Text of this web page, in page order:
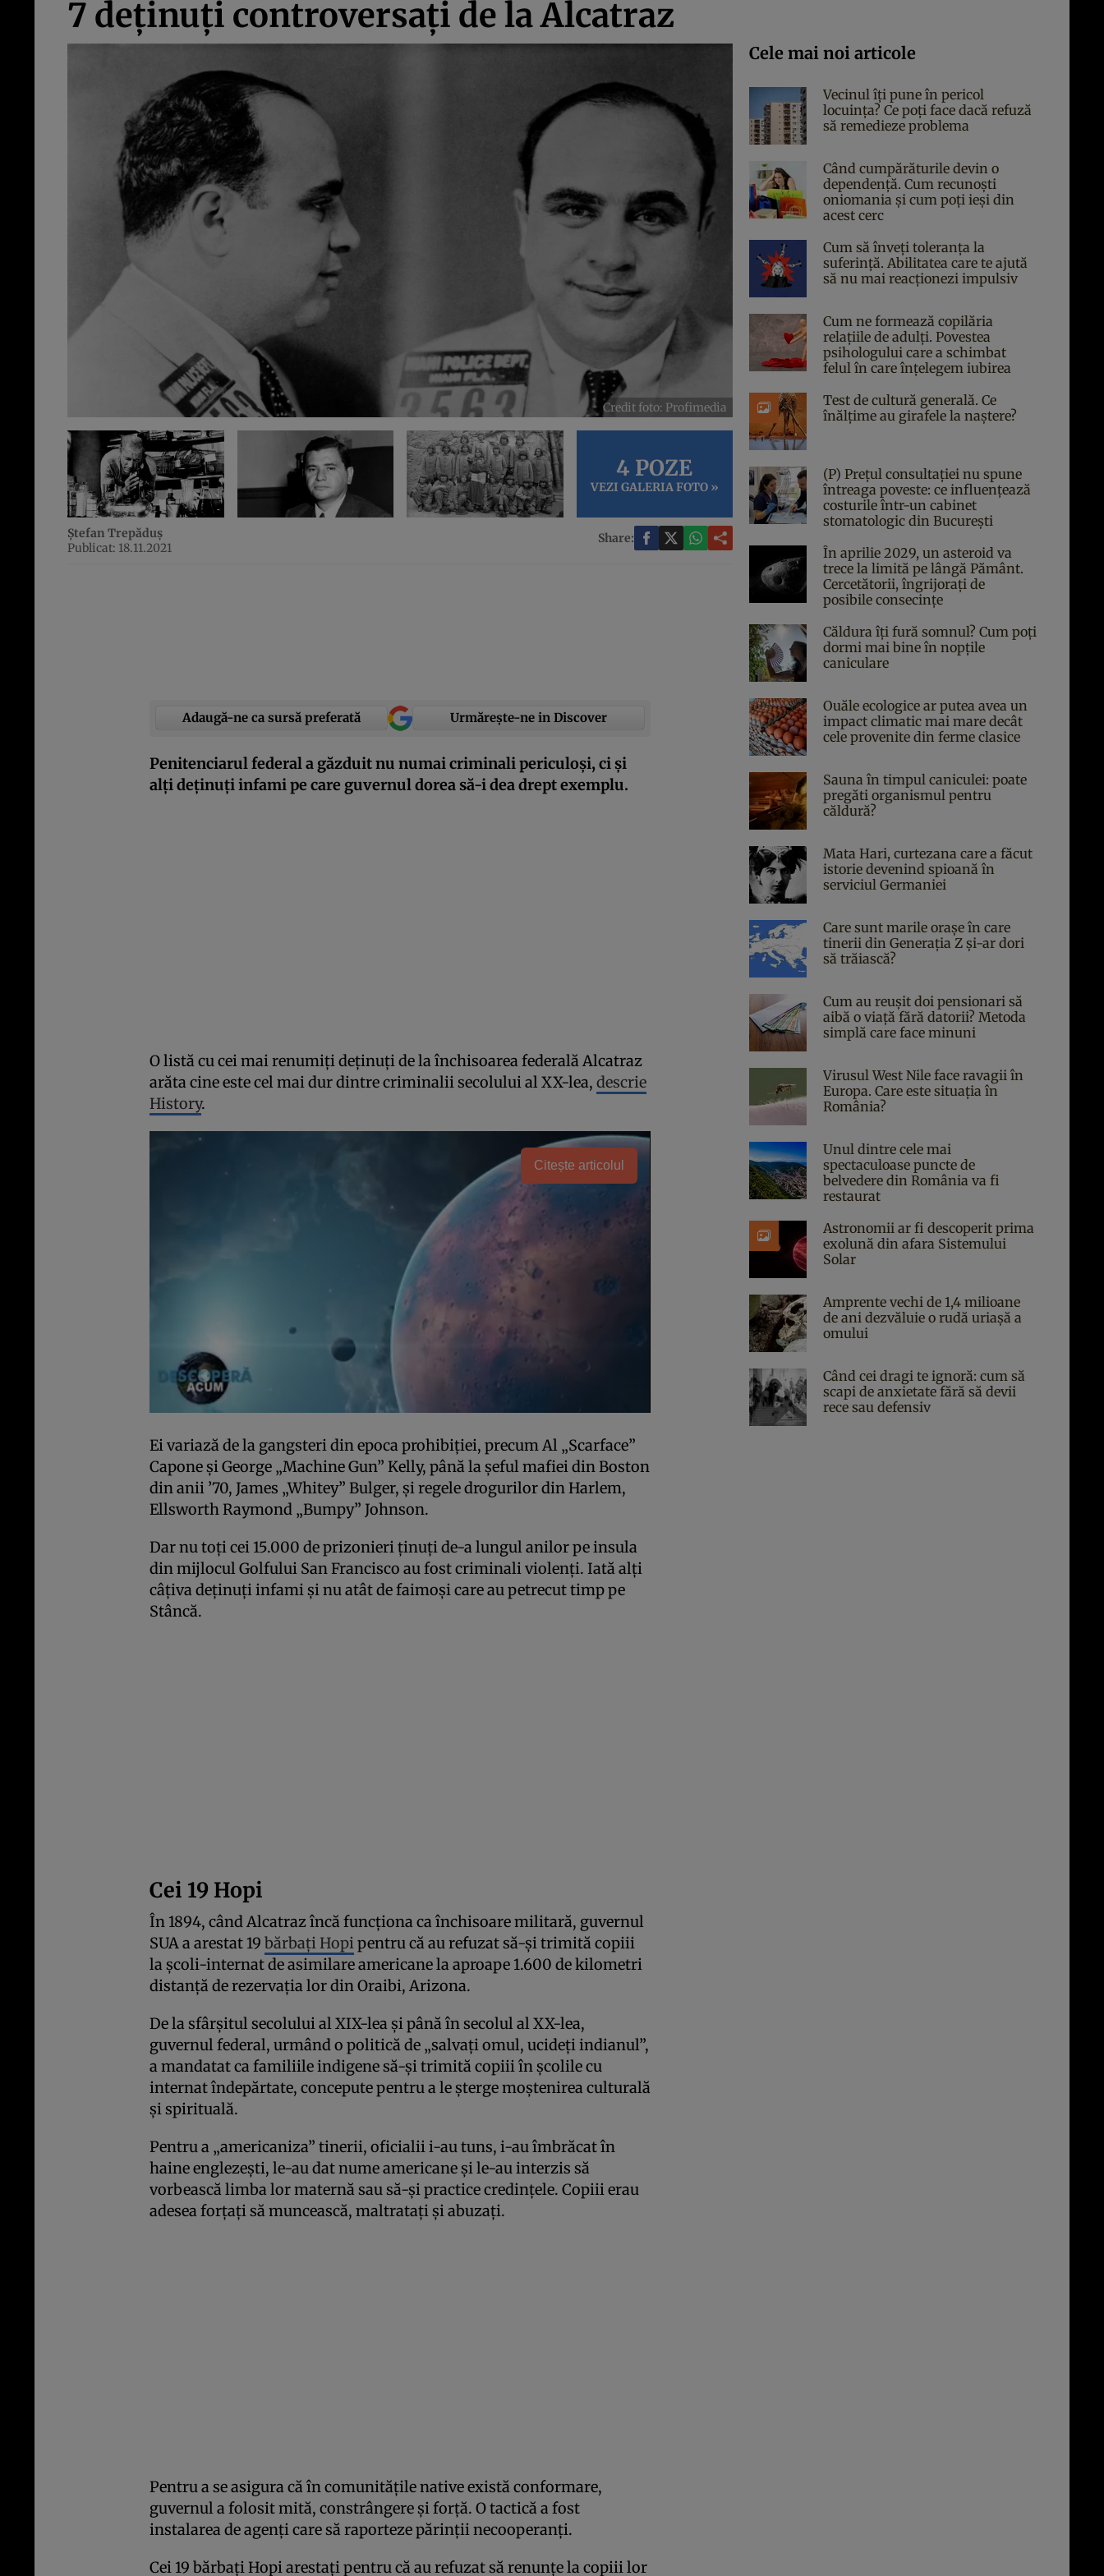
7 deținuți controversați de la Alcatraz
Credit foto: Profimedia
4 POZE
VEZI GALERIA FOTO »
Ștefan Trepăduș
Publicat: 18.11.2021
Share:
Adaugă-ne ca sursă preferată Urmărește-ne in Discover
Penitenciarul federal a găzduit nu numai criminali periculoși, ci și
alți deținuți infami pe care guvernul dorea să-i dea drept exemplu.
O listă cu cei mai renumiți deținuți de la închisoarea federală Alcatraz
arăta cine este cel mai dur dintre criminalii secolului al XX-lea, descrie
History.
Citește articolul
Ei variază de la gangsteri din epoca prohibiției, precum Al „Scarface”
Capone și George „Machine Gun” Kelly, până la șeful mafiei din Boston
din anii ’70, James „Whitey” Bulger, și regele drogurilor din Harlem,
Ellsworth Raymond „Bumpy” Johnson.
Dar nu toți cei 15.000 de prizonieri ținuți de-a lungul anilor pe insula
din mijlocul Golfului San Francisco au fost criminali violenți. Iată alți
câțiva deținuți infami și nu atât de faimoși care au petrecut timp pe
Stâncă.
Cei 19 Hopi
În 1894, când Alcatraz încă funcționa ca închisoare militară, guvernul
SUA a arestat 19 bărbați Hopipentru că au refuzat să-și trimită copiii
la școli-internat de asimilare americane la aproape 1.600 de kilometri
distanță de rezervația lor din Oraibi, Arizona.
De la sfârșitul secolului al XIX-lea și până în secolul al XX-lea,
guvernul federal, urmând o politică de „salvați omul, ucideți indianul”,
a mandatat ca familiile indigene să-și trimită copiii în școlile cu
internat îndepărtate, concepute pentru a le șterge moștenirea culturală
și spirituală.
Pentru a „americaniza” tinerii, oficialii i-au tuns, i-au îmbrăcat în
haine englezești, le-au dat nume americane și le-au interzis să
vorbească limba lor maternă sau să-și practice credințele. Copiii erau
adesea forțați să muncească, maltratați și abuzați.
Pentru a se asigura că în comunitățile native există conformare,
guvernul a folosit mită, constrângere și forță. O tactică a fost
instalarea de agenți care să raporteze părinții necooperanți.
Cei 19 bărbați Hopi arestați pentru că au refuzat să renunțe la copiii lor
Cele mai noi articole
Vecinul îți pune în pericol
locuința? Ce poți face dacă refuză
să remedieze problema
Când cumpărăturile devin o
dependență. Cum recunoști
oniomania și cum poți ieși din
acest cerc
Cum să înveți toleranța la
suferință. Abilitatea care te ajută
să nu mai reacționezi impulsiv
Cum ne formează copilăria
relațiile de adulți. Povestea
psihologului care a schimbat
felul în care înțelegem iubirea
Test de cultură generală. Ce
înălțime au girafele la naștere?
(P) Prețul consultației nu spune
întreaga poveste: ce influențează
costurile într-un cabinet
stomatologic din București
În aprilie 2029, un asteroid va
trece la limită pe lângă Pământ.
Cercetătorii, îngrijorați de
posibile consecințe
Căldura îți fură somnul? Cum poți
dormi mai bine în nopțile
caniculare
Ouăle ecologice ar putea avea un
impact climatic mai mare decât
cele provenite din ferme clasice
Sauna în timpul caniculei: poate
pregăti organismul pentru
căldură?
Mata Hari, curtezana care a făcut
istorie devenind spioană în
serviciul Germaniei
Care sunt marile orașe în care
tinerii din Generația Z și-ar dori
să trăiască?
Cum au reușit doi pensionari să
aibă o viață fără datorii? Metoda
simplă care face minuni
Virusul West Nile face ravagii în
Europa. Care este situația în
România?
Unul dintre cele mai
spectaculoase puncte de
belvedere din România va fi
restaurat
Astronomii ar fi descoperit prima
exolună din afara Sistemului
Solar
Amprente vechi de 1,4 milioane
de ani dezvăluie o rudă uriașă a
omului
Când cei dragi te ignoră: cum să
scapi de anxietate fără să devii
rece sau defensiv